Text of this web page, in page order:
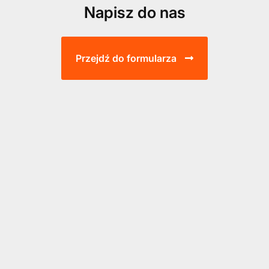
Napisz do nas
Przejdź do formularza